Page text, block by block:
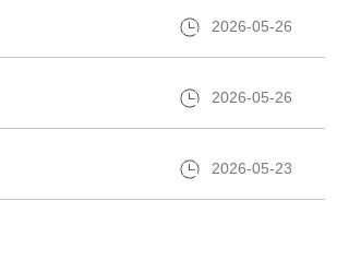
2026-05-26
2026-05-26
2026-05-23